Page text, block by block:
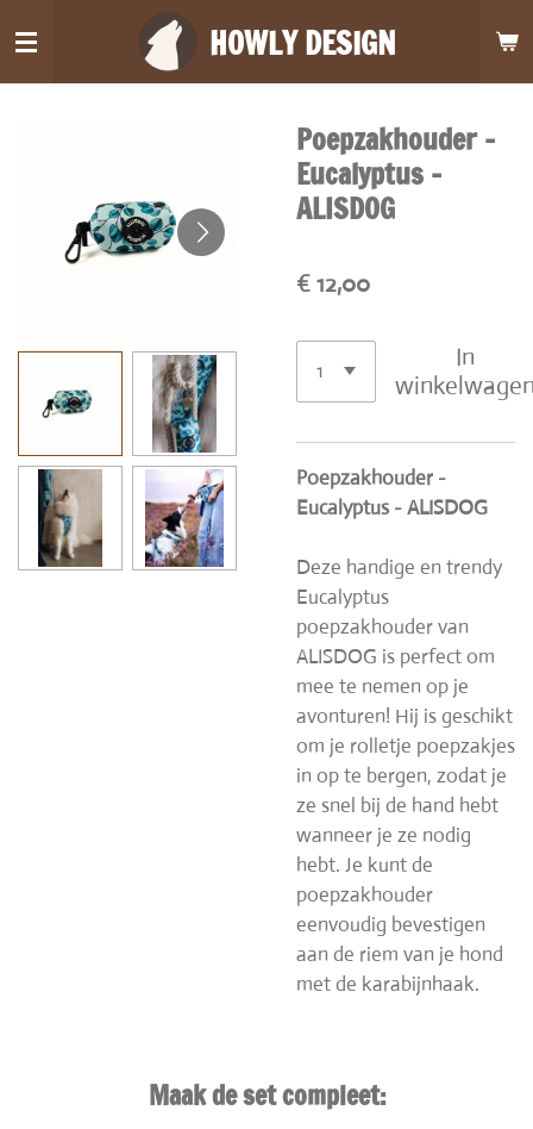
direct
naar
HOWLY DESIGN
Poepzakhouder -
Eucalyptus -
ALISDOG
€ 12,00
In
Poepzakhouder -
Eucalyptus - ALISDOG
Deze handige en trendy
Eucalyptus
poepzakhouder van
ALISDOG is perfect om
mee te nemen op je
avonturen! Hij is geschikt
om je rolletje poepzakjes
in op te bergen, zodat je
ze snel bij de hand hebt
wanneer je ze nodig
hebt. Je kunt de
poepzakhouder
eenvoudig bevestigen
aan de riem van je hond
met de karabijnhaak.
Maak de set compleet: